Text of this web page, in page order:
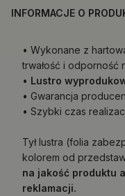
INFORMACJE O
• Wykonane z
trwałość i odporność
• Lustro
• Gwarancja
• Szybki czas
Tył lustra (folia
kolorem od
na jakość produktu
reklamacji.